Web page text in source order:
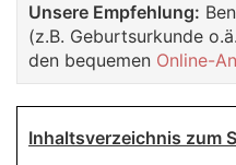
Unsere Empfehlung:
(z.B. Geburtsurkunde
den bequemen Online-
Inhaltsverzeichnis zum